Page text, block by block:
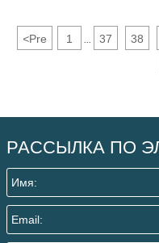
<Pre 1 37 38
РАССЫЛКА ПО